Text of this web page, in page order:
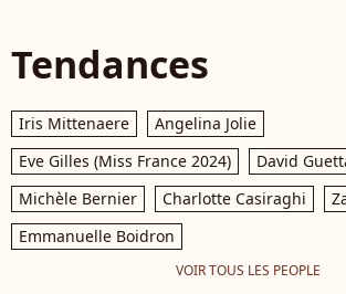
Tendances
Iris Mittenaere
Angelina Jolie
Eve Gilles (Miss France 2024)
David
Michèle Bernier
Charlotte Casiraghi
Emmanuelle Boidron
VOIR TOUS LES PEOPLE